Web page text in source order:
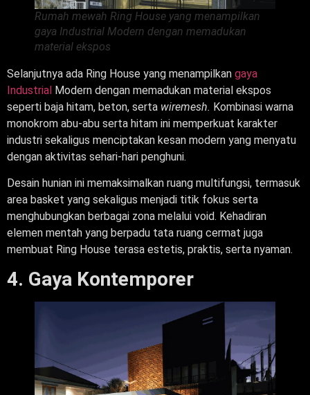
Rumah mewah Ring House yang menampilkan
gaya Industrial Modern dengan memadukan
material ekspos
Selanjutnya ada Ring House yang menampilkan gaya
Industrial Modern dengan memadukan material ekspos
seperti baja hitam, beton, serta wiremesh. Kombinasi warna
monokrom abu-abu serta hitam ini memperkuat karakter
industri sekaligus menciptakan kesan modern yang menyatu
dengan aktivitas sehari-hari penghuni.
Desain hunian ini memaksimalkan ruang multifungsi, termasuk
area basket yang sekaligus menjadi titik fokus serta
menghubungkan berbagai zona melalui void. Kehadiran
elemen mentah yang berpadu tata ruang cermat juga
membuat Ring House terasa estetis, praktis, serta nyaman.
4. Gaya Kontemporer